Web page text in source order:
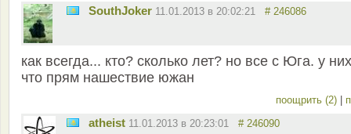
SouthJoker 11.01.2013 в 20:02:21 # 246086
как всегда... кто? сколько лет? но все с Юга. у них
что прям нашествие южан
поощрить (2)
atheist 11.01.2013 в 20:23:01 # 246090